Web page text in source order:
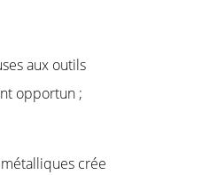
aux outils
opportun ;
crée